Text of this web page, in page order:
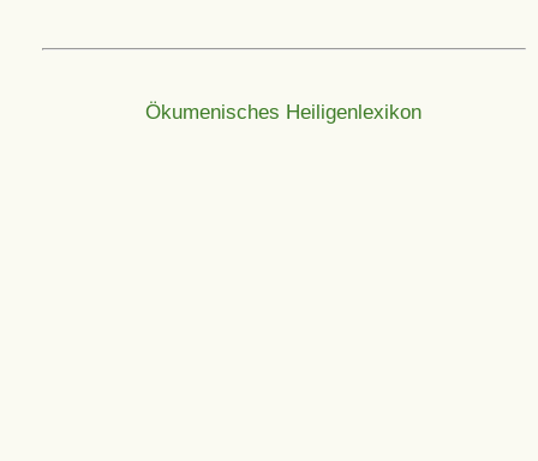
Ökumenisches Heiligenlexikon